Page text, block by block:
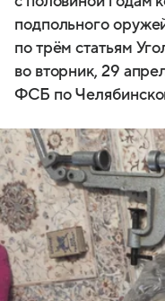
подпольного
по трём статьям
во вторник, 29
ФСБ по